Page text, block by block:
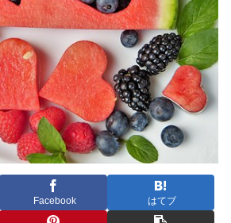
Facebook はてブ